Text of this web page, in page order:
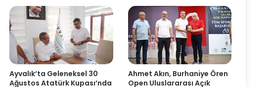
Ayvalık’ta Geleneksel 30
Ağustos Atatürk Kupası’nda
Ahmet Akın, Burhaniye Ören
Open Uluslararası Açık